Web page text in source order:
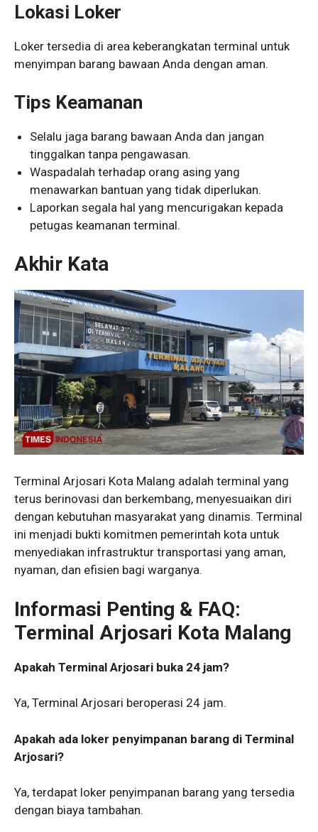
Lokasi Loker
Loker tersedia di area keberangkatan terminal untuk
menyimpan barang bawaan Anda dengan aman.
Tips Keamanan
Selalu jaga barang bawaan Anda dan jangan
tinggalkan tanpa pengawasan.
Waspadalah terhadap orang asing yang
menawarkan bantuan yang tidak diperlukan.
Laporkan segala hal yang mencurigakan kepada
petugas keamanan terminal.
Akhir Kata
Terminal Arjosari Kota Malang adalah terminal yang
terus berinovasi dan berkembang, menyesuaikan diri
dengan kebutuhan masyarakat yang dinamis. Terminal
ini menjadi bukti komitmen pemerintah kota untuk
menyediakan infrastruktur transportasi yang aman,
nyaman, dan efisien bagi warganya.
Informasi Penting & FAQ:
Terminal Arjosari Kota Malang
Apakah Terminal Arjosari buka 24 jam?
Ya, Terminal Arjosari beroperasi 24 jam.
Apakah ada loker penyimpanan barang di Terminal
Arjosari?
Ya, terdapat loker penyimpanan barang yang tersedia
dengan biaya tambahan.